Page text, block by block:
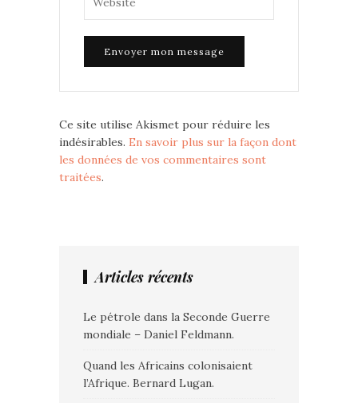
Ce site utilise Akismet pour réduire les
indésirables. En savoir plus sur la façon dont
les données de vos commentaires sont
traitées.
Articles récents
Le pétrole dans la Seconde Guerre
mondiale – Daniel Feldmann.
Quand les Africains colonisaient
l’Afrique. Bernard Lugan.